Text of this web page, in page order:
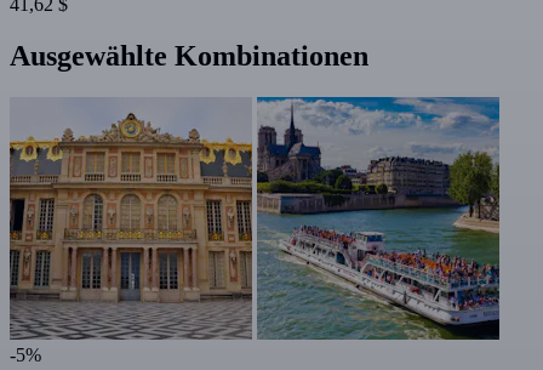
41,62 $
Ausgewählte Kombinationen
-5%